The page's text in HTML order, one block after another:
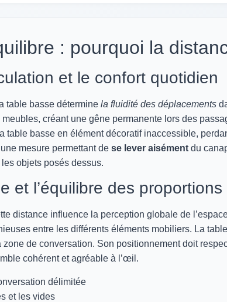
: pourquoi la
et le confort quotidien
table basse détermine la fluidité des déplacements
créant une gêne permanente lors des
table basse en élément décoratif inaccessible,
mesure permettant de se lever aisément du
objets posés dessus.
et l’équilibre des proportions
distance influence la perception globale de
entre les différents éléments mobiliers. La
zone de conversation. Son positionnement doit
cohérent et agréable à l’œil.
délimitée
et les vides